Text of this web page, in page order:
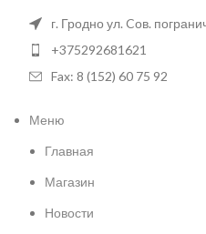
г. Гродно ул. Cов.
+375292681621
Fax: 8 (152) 60 75 92
Меню
Главная
Магазин
Новости